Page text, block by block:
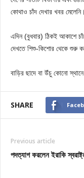
কোথাও চাঁদ দেখার খবর
এদিন (বুধবার) ঠিকই আকাশে
দেখতে শিশু-কিশোর থেকে শুরু
বাড়ির ছাদে বা উঁচু কোনো
SHARE
Previous article
পদত্যাগ করলেন ইরাকি